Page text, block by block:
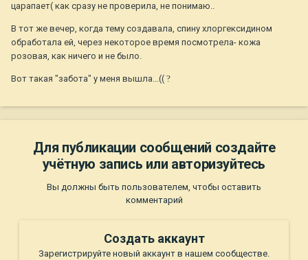
царапает( как сразу не проверила, не понимаю..
В тот же вечер, когда тему создавала, спину хлоргексидином
обработала ей, через некоторое время посмотрела- кожа
розовая, как ничего и не было.
Вот такая "забота" у меня вышла...(( ?
Для публикации сообщений создайте
учётную запись или авторизуйтесь
Вы должны быть пользователем, чтобы оставить
комментарий
Создать аккаунт
Зарегистрируйте новый аккаунт в нашем сообществе.